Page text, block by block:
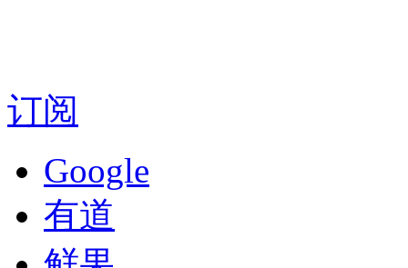
订阅
Google
有道